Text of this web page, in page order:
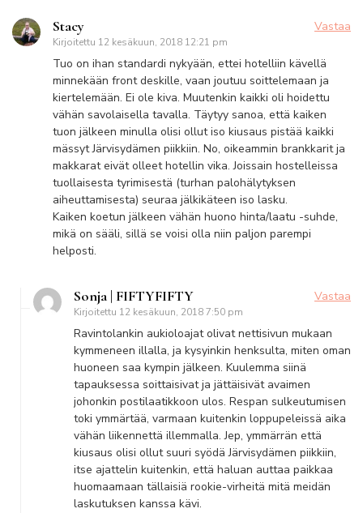
Stacy
Kirjoitettu 12 kesäkuun, 2018 12:21 pm
Vastaa
Tuo on ihan standardi nykyään, ettei hotelliin kävellä
minnekään front deskille, vaan joutuu soittelemaan ja
kiertelemään. Ei ole kiva. Muutenkin kaikki oli hoidettu
vähän savolaisella tavalla. Täytyy sanoa, että kaiken
tuon jälkeen minulla olisi ollut iso kiusaus pistää kaikki
mässyt Järvisydämen piikkiin. No, oikeammin brankkarit ja
makkarat eivät olleet hotellin vika. Joissain hostelleissa
tuollaisesta tyrimisestä (turhan palohälytyksen
aiheuttamisesta) seuraa jälkikäteen iso lasku.
Kaiken koetun jälkeen vähän huono hinta/laatu -suhde,
mikä on sääli, sillä se voisi olla niin paljon parempi
helposti.
Sonja | FIFTYFIFTY
Kirjoitettu 12 kesäkuun, 2018 7:50 pm
Vastaa
Ravintolankin aukioloajat olivat nettisivun mukaan
kymmeneen illalla, ja kysyinkin henksulta, miten oman
huoneen saa kympin jälkeen. Kuulemma siinä
tapauksessa soittaisivat ja jättäisivät avaimen
johonkin postilaatikkoon ulos. Respan sulkeutumisen
toki ymmärtää, varmaan kuitenkin loppupeleissä aika
vähän liikennettä illemmalla. Jep, ymmärrän että
kiusaus olisi ollut suuri syödä Järvisydämen piikkiin,
itse ajattelin kuitenkin, että haluan auttaa paikkaa
huomaamaan tällaisiä rookie-virheitä mitä meidän
laskutuksen kanssa kävi.